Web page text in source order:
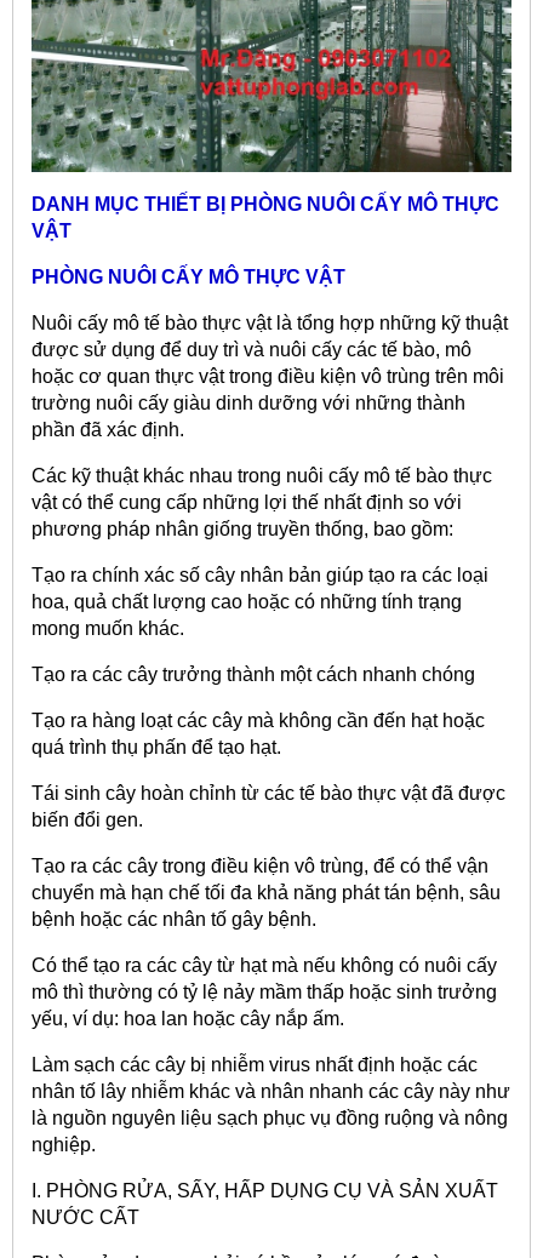
DANH MỤC THIẾT BỊ PHÒNG NUÔI CẤY MÔ THỰC
VẬT
PHÒNG NUÔI CẤY MÔ THỰC VẬT
Nuôi cấy mô tế bào thực vật là tổng hợp những kỹ thuật
được sử dụng để duy trì và nuôi cấy các tế bào, mô
hoặc cơ quan thực vật trong điều kiện vô trùng trên môi
trường nuôi cấy giàu dinh dưỡng với những thành
phần đã xác định.
Các kỹ thuật khác nhau trong nuôi cấy mô tế bào thực
vật có thể cung cấp những lợi thế nhất định so với
phương pháp nhân giống truyền thống, bao gồm:
Tạo ra chính xác số cây nhân bản giúp tạo ra các loại
hoa, quả chất lượng cao hoặc có những tính trạng
mong muốn khác.
Tạo ra các cây trưởng thành một cách nhanh chóng
Tạo ra hàng loạt các cây mà không cần đến hạt hoặc
quá trình thụ phấn để tạo hạt.
Tái sinh cây hoàn chỉnh từ các tế bào thực vật đã được
biến đổi gen.
Tạo ra các cây trong điều kiện vô trùng, để có thể vận
chuyển mà hạn chế tối đa khả năng phát tán bệnh, sâu
bệnh hoặc các nhân tố gây bệnh.
Có thể tạo ra các cây từ hạt mà nếu không có nuôi cấy
mô thì thường có tỷ lệ nảy mầm thấp hoặc sinh trưởng
yếu, ví dụ: hoa lan hoặc cây nắp ấm.
Làm sạch các cây bị nhiễm virus nhất định hoặc các
nhân tố lây nhiễm khác và nhân nhanh các cây này như
là nguồn nguyên liệu sạch phục vụ đồng ruộng và nông
nghiệp.
I. PHÒNG RỬA, SẤY, HẤP DỤNG CỤ VÀ SẢN XUẤT
NƯỚC CẤT